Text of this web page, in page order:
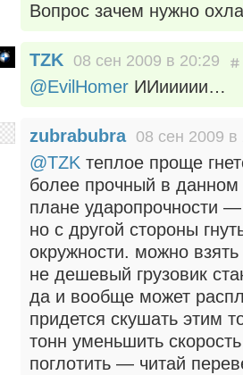
Вопрос зачем нужно
TZK 08 сен 2009 в 20:29
@EvilHomer ИИиииии…
zubrabubra 08 сен 2009 в
@TZK теплое проще
более прочный в
плане ударопрочности
но с другой стороны
окружности. можно
не дешевый грузовик
да и вообще может
придется скушать этим
тонн уменьшить
поглотить — читай